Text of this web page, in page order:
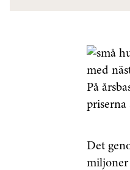
med
På
priserna
Det
miljoner